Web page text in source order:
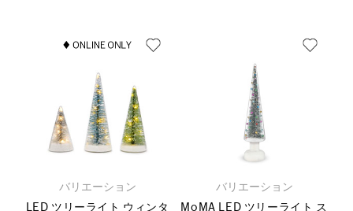
バリエーション
LED ツリーライト ウィンタ
バリエーション
MoMA LED ツリーライト ス